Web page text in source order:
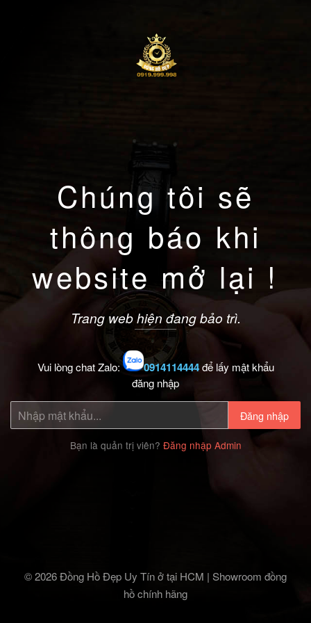
Chúng tôi sẽ
thông báo khi
website mở lại !
Trang web hiện đang bảo trì.
Vui lòng chat Zalo: 0914114444để lấy mật khẩu
đăng nhập
Đăng nhập
Bạn là quản trị viên? Đăng nhập Admin
© 2026 Đồng Hồ Đẹp Uy Tín ở tại HCM | Showroom đồng
hồ chính hãng‎